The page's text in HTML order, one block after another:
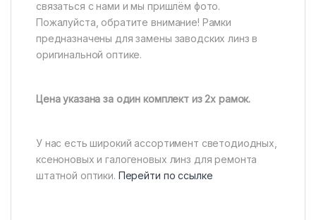
связаться с нами и мы пришлём фото.
Пожалуйста, обратите внимание! Рамки
предназначены для замены заводских линз в
оригинальной оптике.
Цена указана за один комплект из 2х рамок.
У нас есть широкий ассортимент светодиодных,
ксеноновых и галогеновых линз для ремонта
штатной оптики. Перейти по ссылке